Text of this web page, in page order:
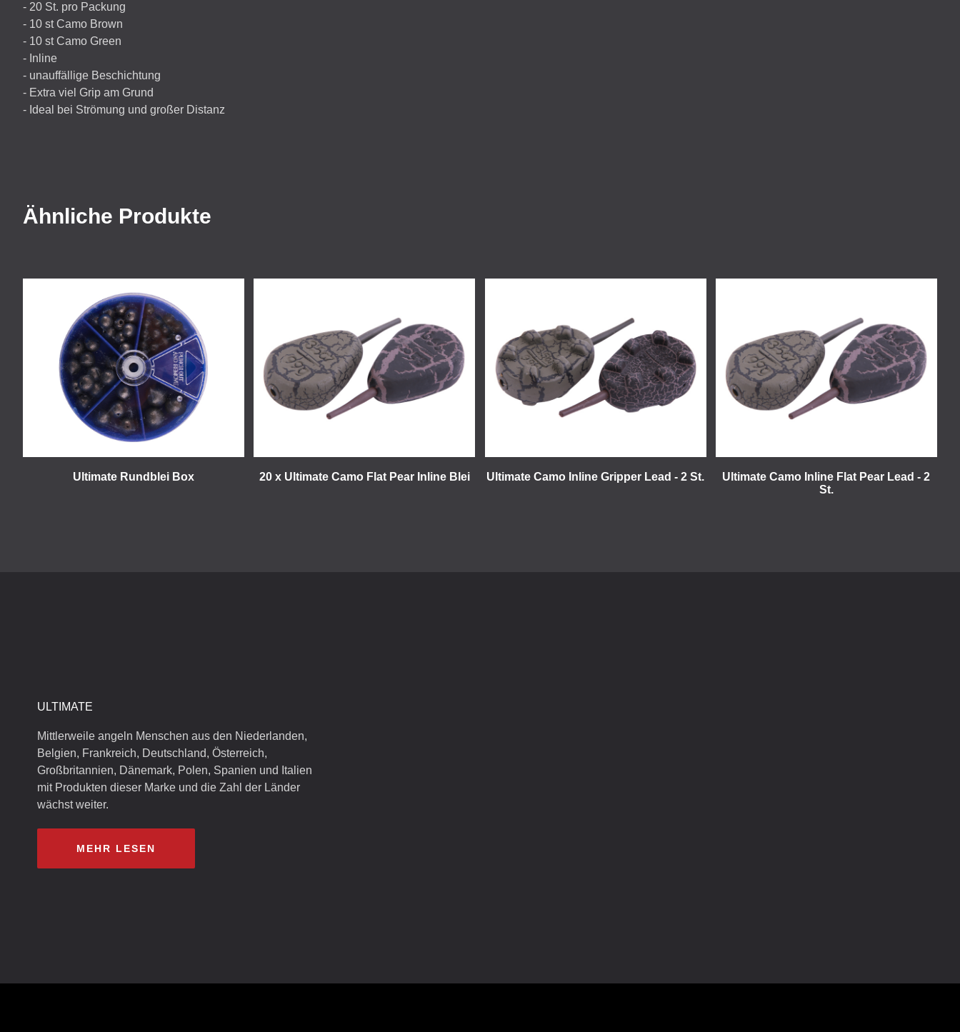
- 20 St. pro Packung
- 10 st Camo Brown
- 10 st Camo Green
- Inline
- unauffällige Beschichtung
- Extra viel Grip am Grund
- Ideal bei Strömung und großer Distanz
Ähnliche Produkte
Ultimate Rundblei Box 20 x Ultimate Camo Flat Pear Inline Blei Ultimate Camo Inline Gripper Lead - 2 St.
Ultimate Camo Inline Flat Pear Lead - 2
St.
ULTIMATE
Mittlerweile angeln Menschen aus den Niederlanden,
Belgien, Frankreich, Deutschland, Österreich,
Großbritannien, Dänemark, Polen, Spanien und Italien
mit Produkten dieser Marke und die Zahl der Länder
wächst weiter.
MEHR LESEN